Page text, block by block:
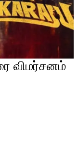
விமர்சனம்